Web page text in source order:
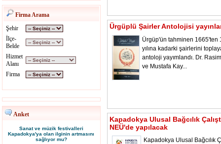
Firma Arama
Şehir
İlçe-
Belde
Hizmet
Alanı
Firma
Anket
Sanat ve müzik festivalleri
Kapadokya'ya olan ilginin artmasını
sağlıyor mu?
Ürgüplü Şairler Antolojisi
Ürgüp'ün tahminen 1665'ten
yılına kadarki şairlerini
antoloji yayımlandı. Dr.
ve Mustafa Kay...
Kapadokya Ulusal Bağcılık
NEÜ'de yapılacak
Kapadokya Ulusal Bağcılık